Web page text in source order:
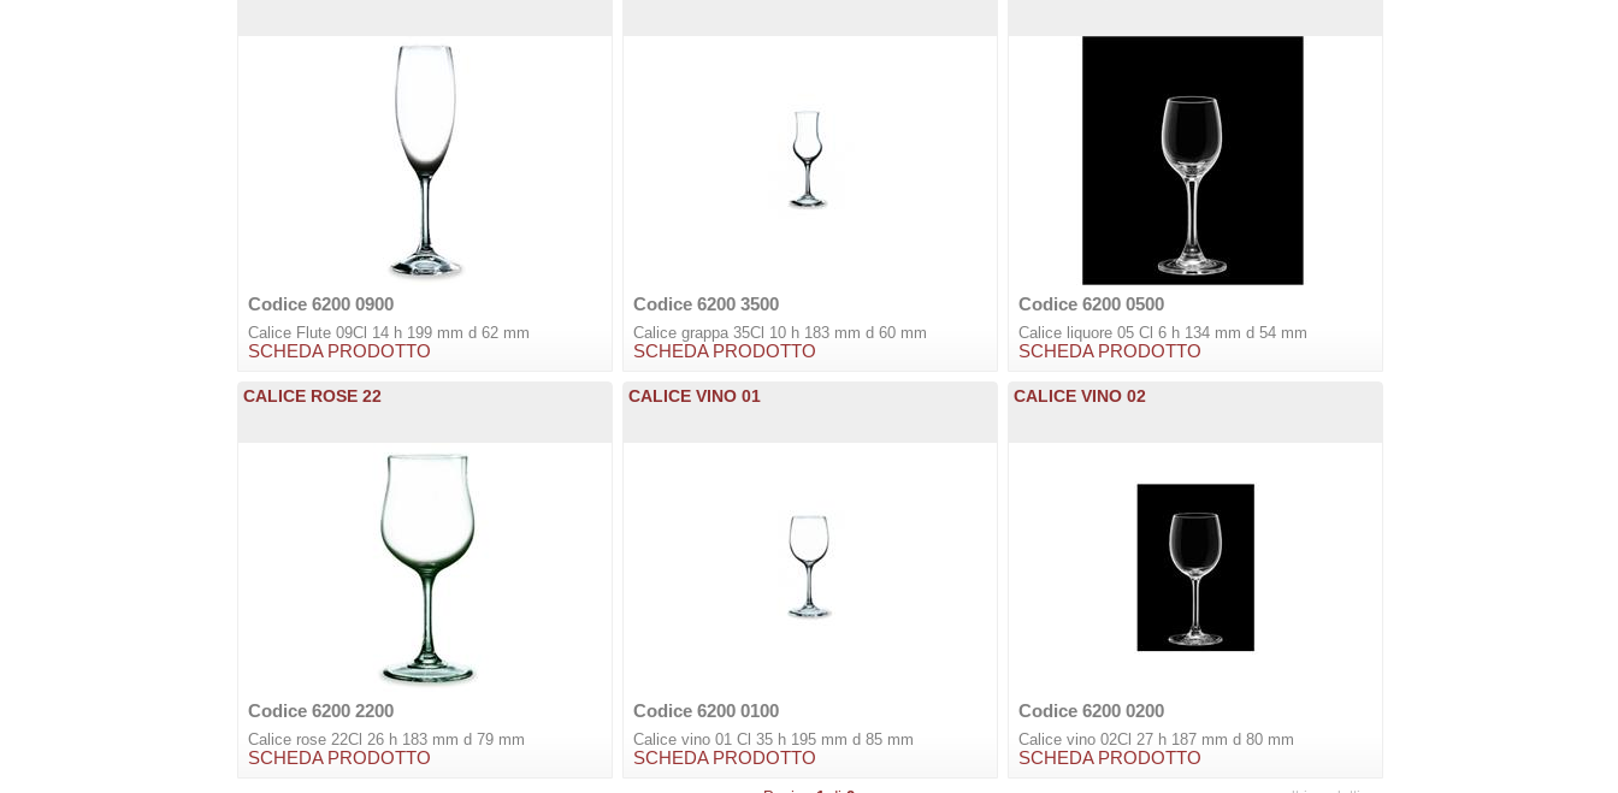
Codice 6200 0900
Calice Flute 09Cl 14 h 199 mm d 62 mm
SCHEDA PRODOTTO
Codice 6200 3500
Calice grappa 35Cl 10 h 183 mm d 60 mm
SCHEDA PRODOTTO
Codice 6200 0500
Calice liquore 05 Cl 6 h 134 mm d 54 mm
SCHEDA PRODOTTO
CALICE ROSE 22
Codice 6200 2200
Calice rose 22Cl 26 h 183 mm d 79 mm
SCHEDA PRODOTTO
CALICE VINO 01
Codice 6200 0100
Calice vino 01 Cl 35 h 195 mm d 85 mm
SCHEDA PRODOTTO
CALICE VINO 02
Codice 6200 0200
Calice vino 02Cl 27 h 187 mm d 80 mm
SCHEDA PRODOTTO